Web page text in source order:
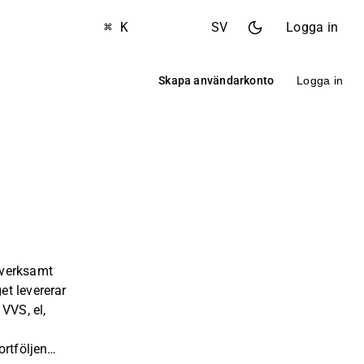
⌘ K SV Logga in
Skapa användarkonto Logga in
levererar
el,